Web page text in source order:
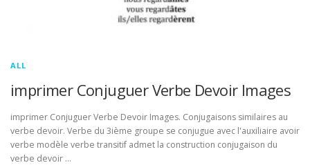
ALL
imprimer Conjuguer Verbe Devoir Images
imprimer Conjuguer Verbe Devoir Images. Conjugaisons similaires au
verbe devoir. Verbe du 3ième groupe se conjugue avec l'auxiliaire avoir
verbe modèle verbe transitif admet la construction conjugaison du
verbe devoir …